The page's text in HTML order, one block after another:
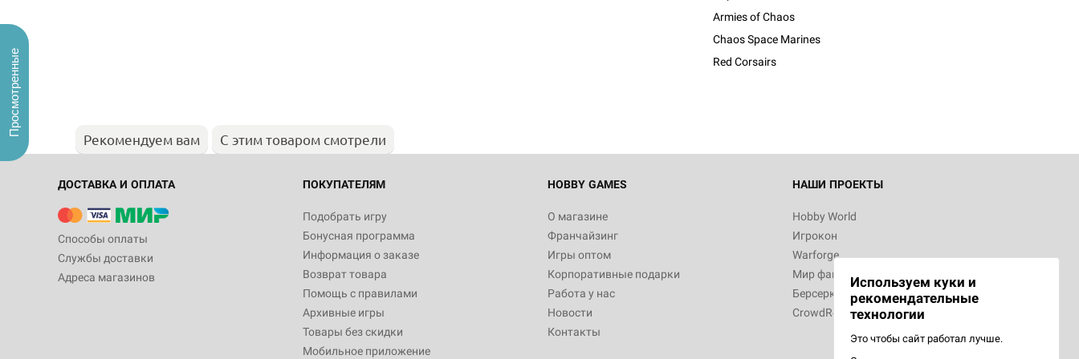
Armies of Chaos
Chaos Space Marines
Red Corsairs
Рекомендуем вам С этим товаром смотрели
ДОСТАВКА И ОПЛАТА
Способы оплаты
Службы доставки
Адреса магазинов
ПОКУПАТЕЛЯМ
Подобрать игру
Бонусная программа
Информация о заказе
Возврат товара
Помощь с правилами
Архивные игры
Товары без скидки
Мобильное приложение
HOBBY GAMES
О магазине
Франчайзинг
Игры оптом
Корпоративные подарки
Работа у нас
Новости
Контакты
НАШИ ПРОЕКТЫ
Hobby World
Игрокон
Warforge
Мир фантастики
Берсерк
CrowdRepublic
Используем куки и
рекомендательные
технологии
Это чтобы сайт работал лучше.
Просмотренные
Настольная игра Hobby World Журнал
"Мир фантастики. Спецвыпуск: Братья
империи: Боевая тревога
799
Настольная игра Hobby World Сумерки
империи. Четвёртая редакция: Грозовой
Рубеж
12 990